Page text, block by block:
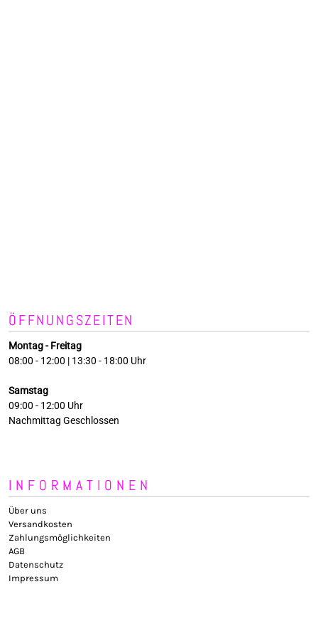
ÖFFNUNGSZEITEN
Montag - Freitag
08:00 - 12:00 | 13:30 - 18:00 Uhr
Samstag
09:00 - 12:00 Uhr
Nachmittag Geschlossen
INFORMATIONEN
Über uns
Versandkosten
Zahlungsmöglichkeiten
AGB
Datenschutz
Impressum